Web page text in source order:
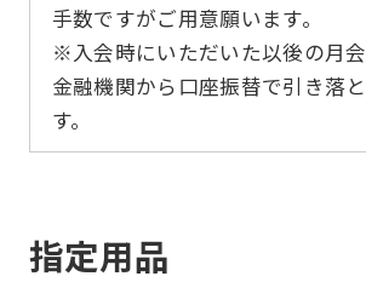
手数ですがご用意願います。
※入会時にいただいた以後の月
金融機関から口座振替で引き落
す。
指定用品